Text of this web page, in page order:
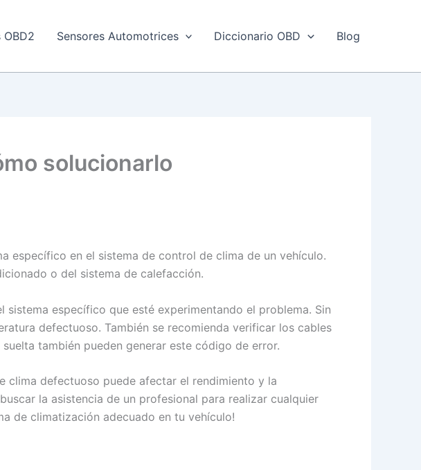
Sensores Automotrices Diccionario OBD Blog
solucionarlo
específico en el sistema de control de clima de un vehículo.
o del sistema de calefacción.
específico que esté experimentando el problema. Sin
defectuoso. También se recomienda verificar los cables
también pueden generar este código de error.
clima defectuoso puede afectar el rendimiento y la
la asistencia de un profesional para realizar cualquier
de climatización adecuado en tu vehículo!